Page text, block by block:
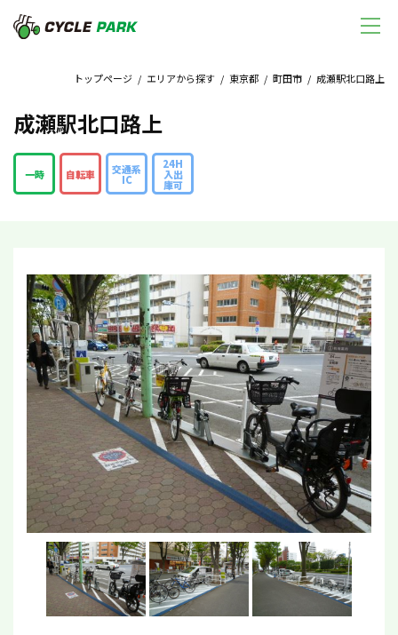
トップページ / エリアから探す / 東京都 / 町田市 / 成瀬駅北口路上
成瀬駅北口路上
一時 自転車 交通系
IC
24H
入出
庫可